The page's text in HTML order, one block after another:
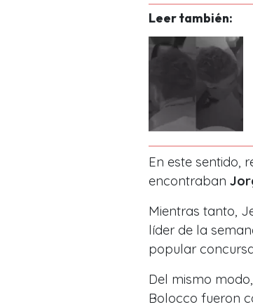
Leer también:
En este sentido,
encontraban
Mientras tanto,
líder de la
popular
Del mismo
Bolocco fueron